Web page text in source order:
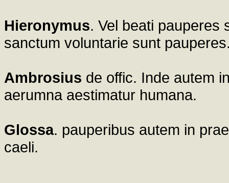
Hieronymus. Vel beati pauperes
sanctum voluntarie sunt
Ambrosius de offic. Inde autem
aerumna aestimatur humana.
Glossa. pauperibus autem in
caeli.